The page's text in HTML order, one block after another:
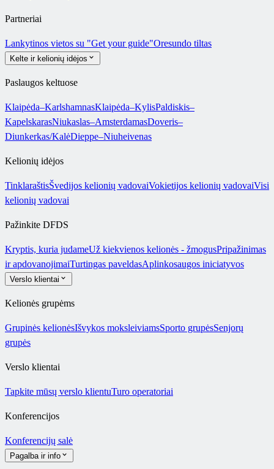
Partneriai
Lankytinos vietos su "Get your guide"Oresundo tiltas
Kelte ir kelionių idėjos
Paslaugos keltuose
Klaipėda–KarlshamnasKlaipėda–KylisPaldiskis–
KapelskarasNiukaslas–AmsterdamasDoveris–
Diunkerkas/KalėDieppe–Niuheivenas
Kelionių idėjos
TinklaraštisŠvedijos kelionių vadovaiVokietijos kelionių vadovaiVisi
kelionių vadovai
Pažinkite DFDS
Kryptis, kuria judameUž kiekvienos kelionės - žmogusPripažinimas
ir apdovanojimaiTurtingas paveldasAplinkosaugos iniciatyvos
Verslo klientai
Kelionės grupėms
Grupinės kelionėsIšvykos moksleiviamsSporto grupėsSenjorų
grupės
Verslo klientai
Tapkite mūsų verslo klientuTuro operatoriai
Konferencijos
Konferencijų salė
Pagalba ir info